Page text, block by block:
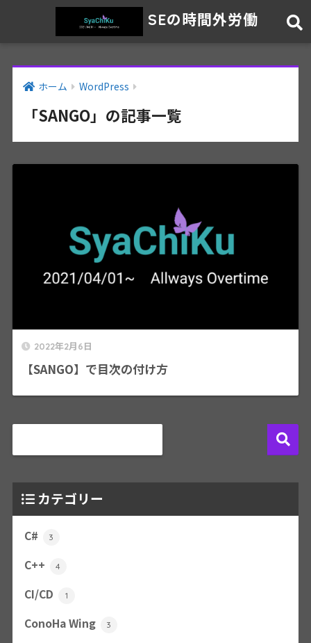
SEの時間外労働
ホーム WordPress
「SANGO」の記事一覧
2022年2月6日
【SANGO】で目次の付け方
カテゴリー
C# 3
C++ 4
CI/CD 1
ConoHa Wing 3